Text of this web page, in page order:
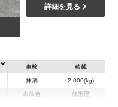
詳細を見る
車検
抹消
積載
2,000(kg)
本体色 修復歴